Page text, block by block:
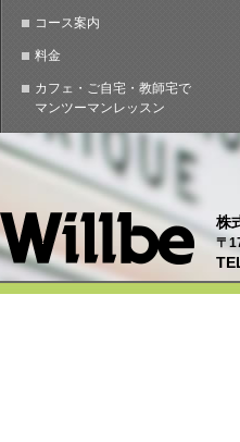
コース案内
料金
カフェ・ご自宅・教師宅で
マンツーマンレッスン
株
〒